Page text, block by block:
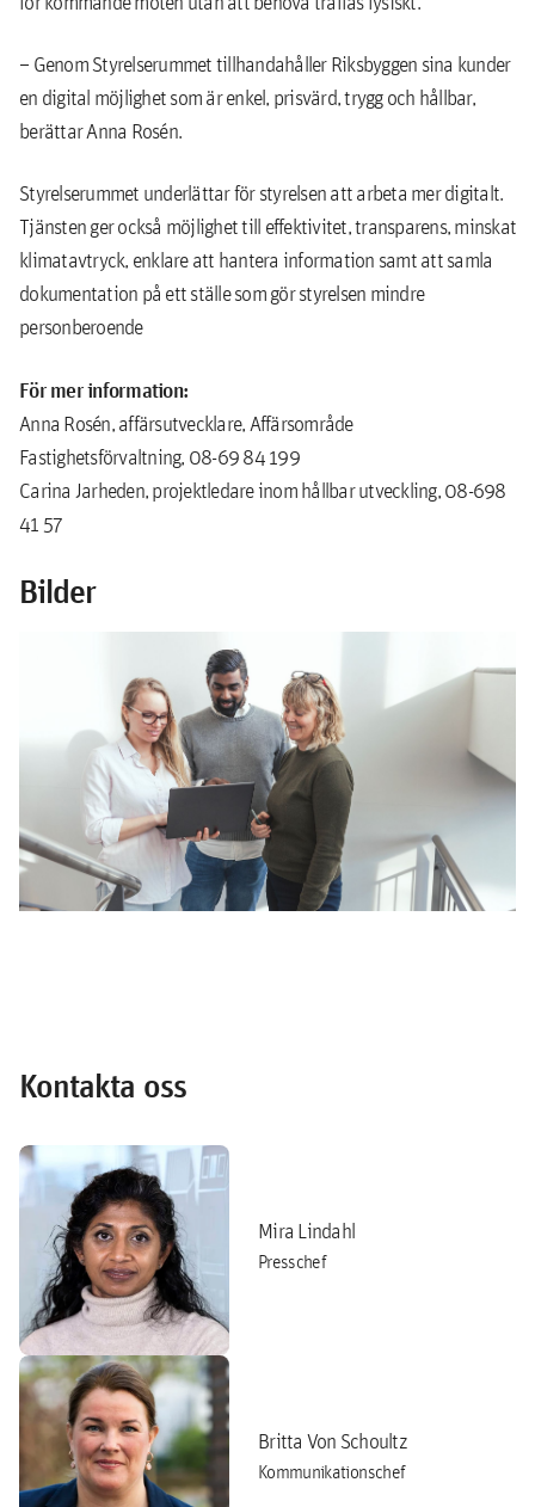
– Genom Styrelserummet tillhandahåller Riksbyggen sina kunder
en digital möjlighet som är enkel, prisvärd, trygg och hållbar,
berättar Anna Rosén.
Styrelserummet underlättar för styrelsen att arbeta mer digitalt.
Tjänsten ger också möjlighet till effektivitet, transparens, minskat
klimatavtryck, enklare att hantera information samt att samla
dokumentation på ett ställe som gör styrelsen mindre
personberoende
För mer information:
Anna Rosén, affärsutvecklare, Affärsområde
Fastighetsförvaltning, 08-69 84 199
Carina Jarheden, projektledare inom hållbar utveckling, 08-698
41 57
Bilder
Kontakta oss
Mira Lindahl
Presschef
Britta Von Schoultz
Kommunikationschef